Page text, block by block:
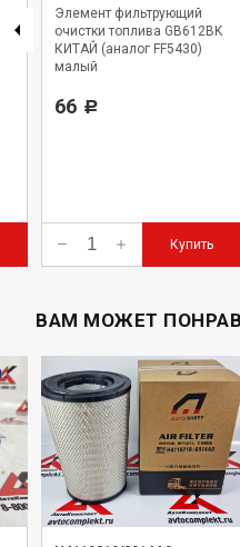
Элемент фильтрующий
очистки топлива GB612BK
КИТАЙ (аналог FF5430)
малый
66 Р
Купить
ВАМ МОЖЕТ